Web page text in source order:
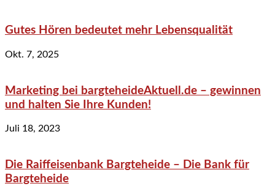
Gutes Hören bedeutet mehr Lebensqualität
Okt. 7, 2025
Marketing bei bargteheideAktuell.de – gewinnen
und halten Sie Ihre Kunden!
Juli 18, 2023
Die Raiffeisenbank Bargteheide – Die Bank für
Bargteheide